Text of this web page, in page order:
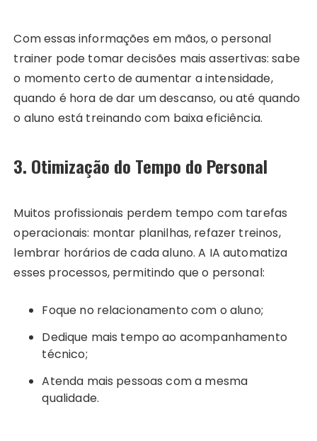
Com essas informações em mãos, o personal
trainer pode tomar decisões mais assertivas: sabe
o momento certo de aumentar a intensidade,
quando é hora de dar um descanso, ou até quando
o aluno está treinando com baixa eficiência.
3. Otimização do Tempo do Personal
Muitos profissionais perdem tempo com tarefas
operacionais: montar planilhas, refazer treinos,
lembrar horários de cada aluno. A IA automatiza
esses processos, permitindo que o personal:
Foque no relacionamento com o aluno;
Dedique mais tempo ao acompanhamento
técnico;
Atenda mais pessoas com a mesma
qualidade.